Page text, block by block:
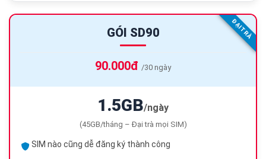
ĐẠI TRÀ
GÓI SD90
90.000đ /30 ngày
1.5GB/ngày
(45GB/tháng – Đại trà mọi SIM)
SIM nào cũng dễ đăng ký thành công